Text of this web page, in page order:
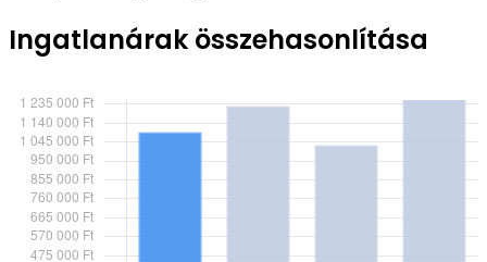
Ingatlanárak összehasonlítása